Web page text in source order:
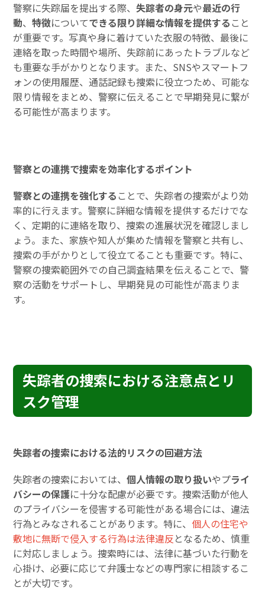
警察に失踪届を提出する際、失踪者の身元や最近の行
動、特徴についてできる限り詳細な情報を提供する こと
が重要です。写真や身に着けていた衣服の特徴、最後に
連絡を取った時間や場所、失踪前にあったトラブルなど
も重要な手がかりとなります。また、SNSやスマートフ
ォンの使用履歴、通話記録も捜索に役立つため、可能な
限り情報をまとめ、警察に伝えることで早期発見に繋が
る可能性が高まります。
警察との連携で捜索を効率化するポイント
警察との連携を強化する ことで、失踪者の捜索がより効
率的に行えます。警察に詳細な情報を提供するだけでな
く、定期的に連絡を取り、捜索の進展状況を確認しまし
ょう。また、家族や知人が集めた情報を警察と共有し、
捜索の手がかりとして役立てることも重要です。特に、
警察の捜索範囲外での自己調査結果を伝えることで、警
察の活動をサポートし、早期発見の可能性が高まりま
す。
失踪者の捜索における注意点とリ
スク管理
失踪者の捜索における法的リスクの回避方法
失踪者の捜索においては、個人情報の取り扱いやプライ
バシーの保護に十分な配慮が必要です。捜索活動が他人
のプライバシーを侵害する可能性がある場合には、違法
行為とみなされることがあります。特に、 個人の住宅や
敷地に無断で侵入する行為は法律違反となるため、慎重
に対応しましょう。捜索時には、法律に基づいた行動を
心掛け、必要に応じて弁護士などの専門家に相談するこ
とが大切です。